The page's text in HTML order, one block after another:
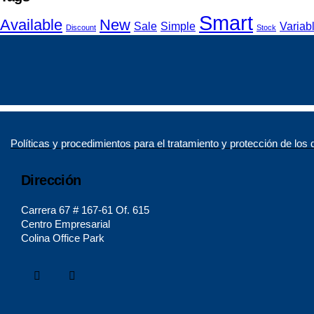
Available Discount New Sale Simple Smart Stock
Políticas y procedimientos para el tratamiento y protección de los
Dirección
Carrera 67 # 167-61 Of. 615
Centro Empresarial
Colina Office Park
instagramlinkedin